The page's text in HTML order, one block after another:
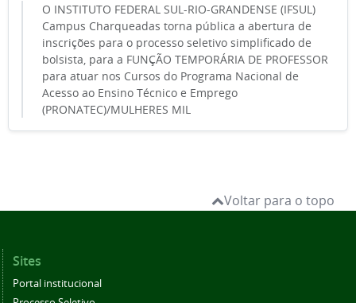
O INSTITUTO FEDERAL SUL-RIO-GRANDENSE (IFSUL)
Campus Charqueadas torna pública a abertura de
inscrições para o processo seletivo simplificado de
bolsista, para a FUNÇÃO TEMPORÁRIA DE PROFESSOR
para atuar nos Cursos do Programa Nacional de
Acesso ao Ensino Técnico e Emprego
(PRONATEC)/MULHERES MIL
Voltar para o topo
Sites
Portal institucional